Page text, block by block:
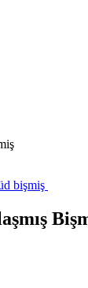
bişmiş